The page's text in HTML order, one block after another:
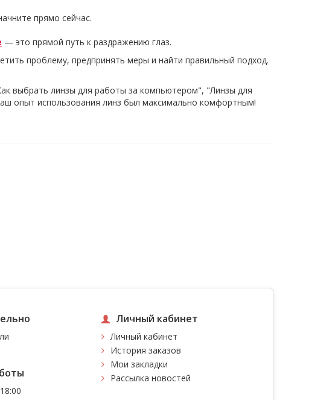
прямо сейчас.
— это прямой путь к раздражению глаз.
проблему, предпринять меры и найти правильный подход.
выбрать линзы для работы за компьютером", "Линзы для
опыт использования линз был максимально комфортным!
Личный кабинет
Личный кабинет
История заказов
Мои закладки
Рассылка новостей